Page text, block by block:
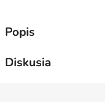
Popis
Diskusia